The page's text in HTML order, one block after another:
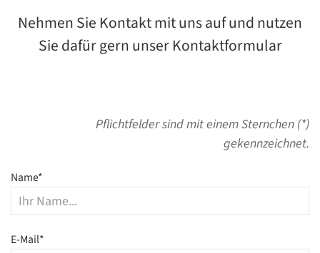
Nehmen Sie Kontakt mit uns auf und nutzen
Sie dafür gern unser Kontaktformular
Pflichtfelder sind mit einem Sternchen (*)
gekennzeichnet.
Pflichtfeld
Name*
Pflichtfeld
E-Mail*